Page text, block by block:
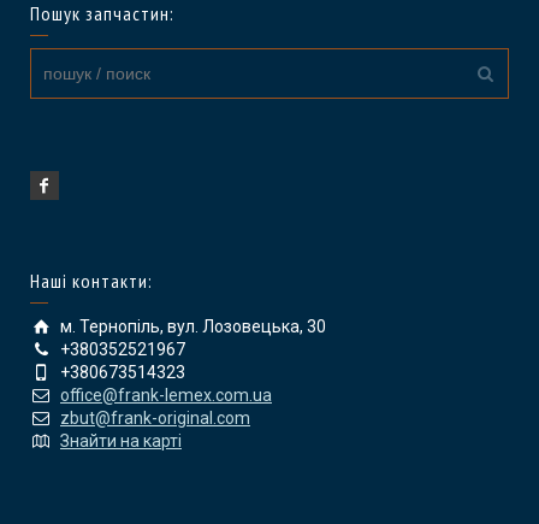
Пошук запчастин:
Наші контакти:
м. Тернопіль, вул. Лозовецька, 30
+380352521967
+380673514323
office@frank-lemex.com.ua
zbut@frank-original.com
Знайти на карті